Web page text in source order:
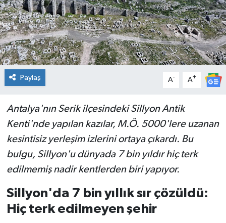
Paylaş A- A+
Antalya'nın Serik ilçesindeki Sillyon Antik
Kenti'nde yapılan kazılar, M.Ö. 5000'lere uzanan
kesintisiz yerleşim izlerini ortaya çıkardı. Bu
bulgu, Sillyon'u dünyada 7 bin yıldır hiç terk
edilmemiş nadir kentlerden biri yapıyor.
Sillyon'da 7 bin yıllık sır çözüldü:
Hiç terk edilmeyen şehir
Spor
Turizm
Yaşam